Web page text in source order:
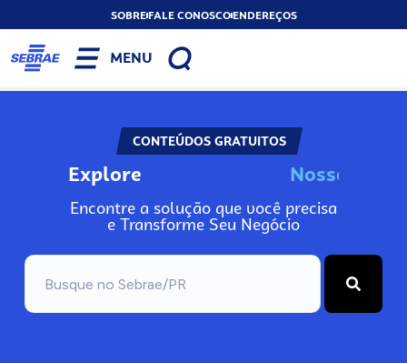
SOBREFALE CONOSCOENDEREÇOS
MENU
CONTEÚDOS GRATUITOS
Explore Noss
Encontre a solução que você precisa
e Transforme Seu Negócio